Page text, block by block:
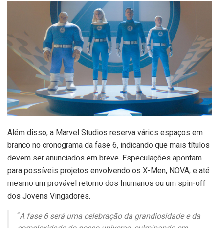
Além disso, a Marvel Studios reserva vários espaços em
branco no cronograma da fase 6, indicando que mais títulos
devem ser anunciados em breve. Especulações apontam
para possíveis projetos envolvendo os X-Men, NOVA, e até
mesmo um provável retorno dos Inumanos ou um spin-off
dos Jovens Vingadores.
“A fase 6 será uma celebração da grandiosidade e da